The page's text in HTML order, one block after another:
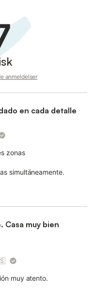
anmeldelser
en cada detalle
zonas
simultáneamente.
Casa muy bien
muy atento.